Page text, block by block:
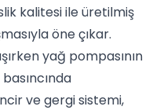
kalitesi ile üretilmiş
öne çıkar.
yağ pompasının
ve gergi sistemi,